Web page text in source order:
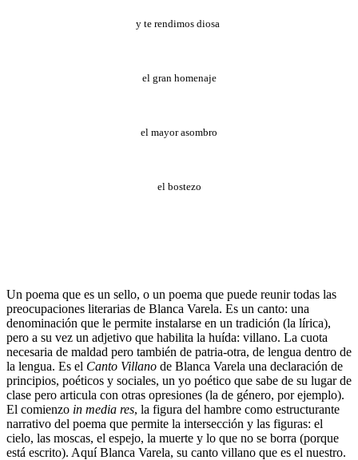
y te rendimos diosa
el gran homenaje
el mayor asombro
el bostezo
Un poema que es un sello, o un poema que puede reunir todas las
preocupaciones literarias de Blanca Varela. Es un canto: una
denominación que le permite instalarse en un tradición (la lírica),
pero a su vez un adjetivo que habilita la huída: villano. La cuota
necesaria de maldad pero también de patria-otra, de lengua dentro de
la lengua. Es el Canto Villano de Blanca Varela una declaración de
principios, poéticos y sociales, un yo poético que sabe de su lugar de
clase pero articula con otras opresiones (la de género, por ejemplo).
El comienzo in media res, la figura del hambre como estructurante
narrativo del poema que permite la intersección y las figuras: el
cielo, las moscas, el espejo, la muerte y lo que no se borra (porque
está escrito). Aquí Blanca Varela, su canto villano que es el nuestro.